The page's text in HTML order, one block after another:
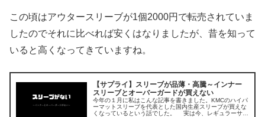
この頃はアウタースリーブが1個2000円で転売されていま
したのでそれに比べれば安くはなりましたが、昔を知って
いると高くなってきていますね。
【サプライ】スリーブが品薄・高騰～インナー
スリーブとオーバーガードが買えない
今年の１月に私はこんな記事を書きました。KMCのハイパ
ーマットスリーブを代表とした国内生産スリーブが買えな
くなっているという話でした。 実は今、レギュラーサイ